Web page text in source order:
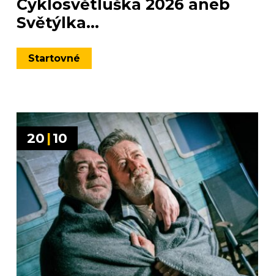
Cyklosvětluška 2026 aneb
Světýlka...
Startovné
20 |10